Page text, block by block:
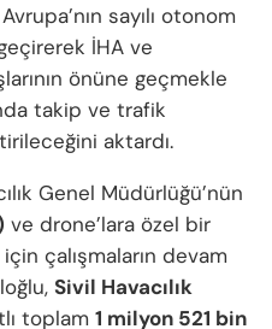
sayılı otonom
İHA ve
önüne geçmekle
takip ve trafik
aktardı.
Genel Müdürlüğü’nün
ve drone’lara özel bir
çalışmaların devam
Sivil Havacılık
toplam 1 milyon 521 bin